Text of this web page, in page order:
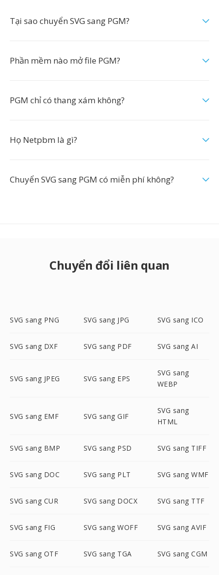
Tại sao chuyển SVG sang PGM?
Phần mềm nào mở file PGM?
PGM chỉ có thang xám không?
Họ Netpbm là gì?
Chuyển SVG sang PGM có miễn phí không?
Chuyển đổi liên quan
SVG sang PNG SVG sang JPG SVG sang ICO
SVG sang DXF SVG sang PDF SVG sang AI
SVG sang JPEG SVG sang EPS
SVG sang
WEBP
SVG sang EMF SVG sang GIF
SVG sang
HTML
SVG sang BMP SVG sang PSD SVG sang TIFF
SVG sang DOC SVG sang PLT SVG sang WMF
SVG sang CUR SVG sang DOCX SVG sang TTF
SVG sang FIG SVG sang WOFF SVG sang AVIF
SVG sang OTF SVG sang TGA SVG sang CGM